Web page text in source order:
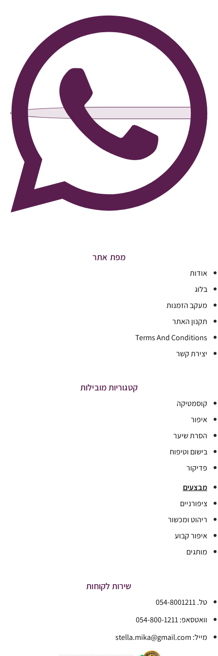
מפת אתר
אודות
בלוג
מעקב הזמנות
תקנון האתר
Terms And Conditions
יצירת קשר
קטגוריות מובילות
קוסמטיקה
איפור
הסרת שיער
בישום וטיפוח
פדיקור
מבצעים
ציפורניים
ריהוט ומכשור
איפור קבוע
מותגים
שירות לקוחות
טל. 054-8001211
וואטסאפ: 054-800-1211
מייל: stella.mika@gmail.com